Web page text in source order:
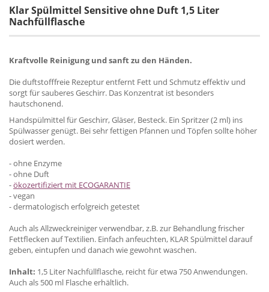
Klar Spülmittel Sensitive ohne Duft 1,5 Liter
Nachfüllflasche
Kraftvolle Reinigung und sanft zu den Händen.
Die duftstofffreie Rezeptur entfernt Fett und Schmutz effektiv und
sorgt für sauberes Geschirr. Das Konzentrat ist besonders
hautschonend.
Handspülmittel für Geschirr, Gläser, Besteck. Ein Spritzer (2 ml) ins
Spülwasser genügt. Bei sehr fettigen Pfannen und Töpfen sollte höher
dosiert werden.
- ohne Enzyme
- ohne Duft
-ökozertifiziert mit ECOGARANTIE
- vegan
- dermatologisch erfolgreich getestet
Auch als Allzweckreiniger verwendbar, z.B. zur Behandlung frischer
Fettflecken auf Textilien. Einfach anfeuchten, KLAR Spülmittel darauf
geben, eintupfen und danach wie gewohnt waschen.
Inhalt: 1,5 Liter Nachfüllflasche, reicht für etwa 750 Anwendungen.
Auch als 500 ml Flasche erhältlich.